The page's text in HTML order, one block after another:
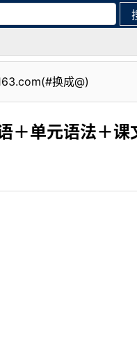
换成@)
＋单元语法＋